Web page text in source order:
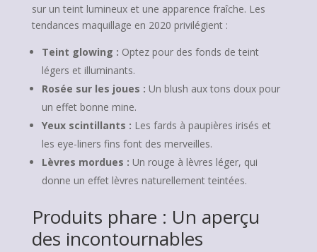
sur un teint lumineux et une apparence fraîche. Les
tendances maquillage en 2020 privilégient :
Teint glowing : Optez pour des fonds de teint
légers et illuminants.
Rosée sur les joues : Un blush aux tons doux pour
un effet bonne mine.
Yeux scintillants : Les fards à paupières irisés et
les eye-liners fins font des merveilles.
Lèvres mordues : Un rouge à lèvres léger, qui
donne un effet lèvres naturellement teintées.
Produits phare : Un aperçu
des incontournables